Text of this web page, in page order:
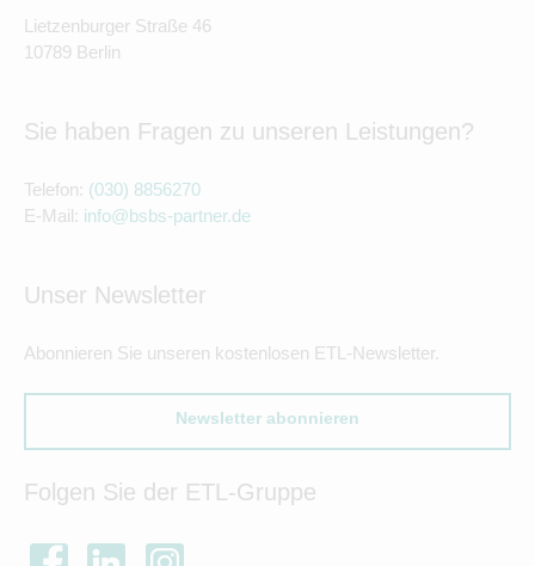
Lietzenburger Straße 46
10789 Berlin
Sie haben Fragen zu unseren Leistungen?
Telefon: (030) 8856270
E-Mail: info@bsbs-partner.de
Unser Newsletter
Abonnieren Sie unseren kostenlosen ETL-Newsletter.
Newsletter abonnieren
Folgen Sie der ETL-Gruppe